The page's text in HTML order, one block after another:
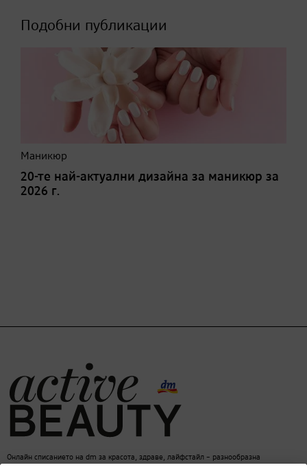
Подобни публикации
Маникюр
20-те най-актуални дизайна за маникюр за
2026 г.
Онлайн списанието на dm за красота, здраве, лайфстайл – разнообразна